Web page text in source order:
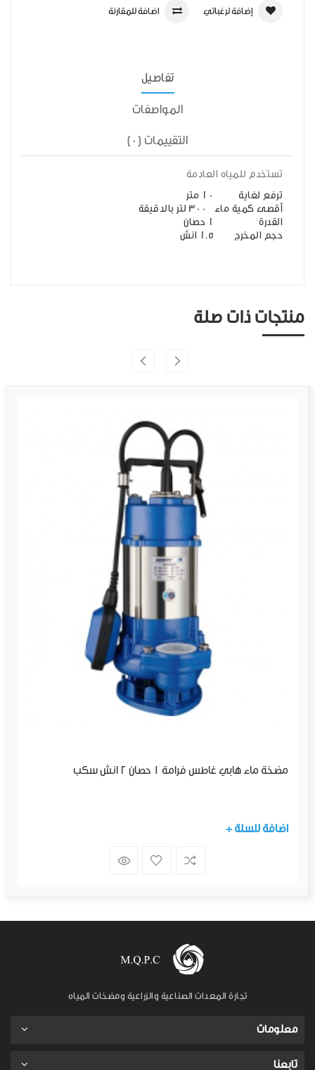
إضافة لرغباتي اضافة للمقارنة
تفاصيل
المواصفات
التقييمات (0)
تستخدم للمياه العادمة
ترفع لغاية
10 متر
أقصى كمية ماء
القدرة
1 حصان
حجم المخرج
1.5 انش
منتجات ذات صلة
مضخة ماء هابي غاطس فرامة 1 حصان 2 انش سكب
+ اضافة للسلة
تجارة المعدات الصناعية والزراعية ومضخات المياه
معلومات
تابعنا